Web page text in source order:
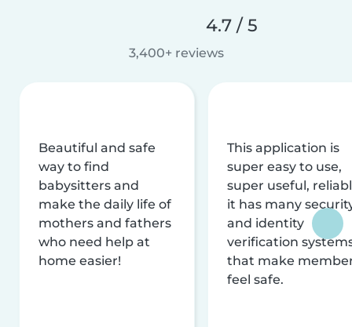
4.7 / 5
3,400+ reviews
Beautiful and safe
way to find
babysitters and
make the daily life of
mothers and fathers
who need help at
home easier!
This application is
super easy to use,
super useful,
it has many
and identity
verification
that make
feel safe.